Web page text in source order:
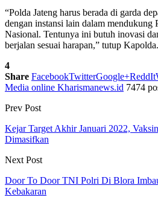
“Polda Jateng harus berada di garda
dengan instansi lain dalam mendukung
Nasional. Tentunya ini butuh inovasi
berjalan sesuai harapan,” tutup
4
Share FacebookTwitterGoogle+ReddIt
Media online Kharismanews.id 7474
Prev Post
Kejar Target Akhir Januari 2022,
Dimasifkan
Next Post
Door To Door TNI Polri Di Blora
Kebakaran